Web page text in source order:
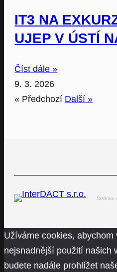
IT3 NA
UJEP V ÚSTÍ
Číst dále »
9. 3. 2026
« Předchozí Další »
Stránku
Užíváme cookies,
nejsnadnější použití našich
budete nadále prohlížet